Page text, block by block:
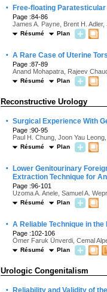
· Free-floating
Page :84-86
James A. Payne, Brent H.
Résumé Plan
· A Rare Case of Uterine
Page :87-89
Anand Mohapatra, Rajeev
Résumé Plan
Reconstructive Urology
· Surgical Experience With
Page :90-95
Paul H. Chung, Joon Yau
Résumé Plan
·
Lower Genitourinary
Extraction Technique for
Page :96-101
Uzoma A. Anele, Samuel A.
Résumé Plan
· A Reliable Technique in
Page :102-106
Ömer Faruk Ünverdi, Cemal
Résumé Plan
Urologic Congenitalism
Reliability and Validity of